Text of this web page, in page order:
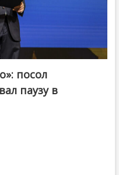
посол
паузу в